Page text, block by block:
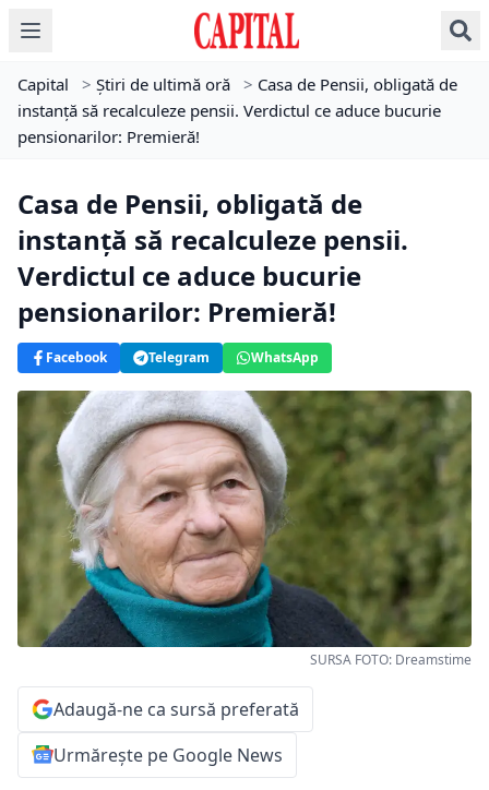
Capital > Știri de ultimă oră > Casa de Pensii, obligată de
instanță să recalculeze pensii. Verdictul ce aduce bucurie
pensionarilor: Premieră!
Casa de Pensii, obligată de
instanță să recalculeze pensii.
Verdictul ce aduce bucurie
pensionarilor: Premieră!
Facebook Telegram WhatsApp
SURSA FOTO: Dreamstime
Adaugă-ne ca sursă preferată
Urmărește pe Google News